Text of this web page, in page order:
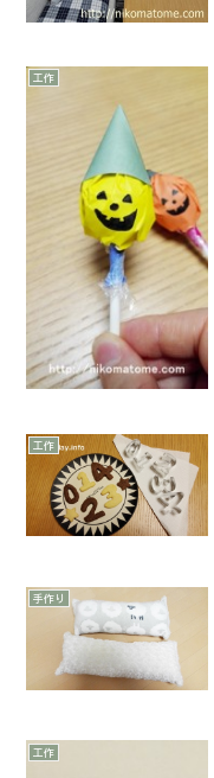
工作
工作
手作り
工作